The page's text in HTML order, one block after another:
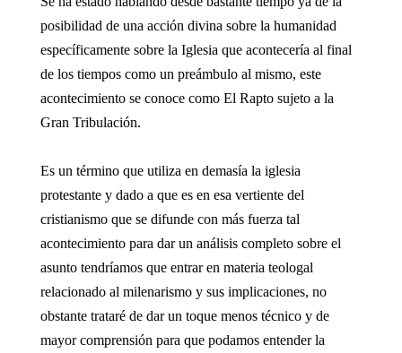
posibilidad de una acción divina sobre la humanidad
específicamente sobre la Iglesia que acontecería al final
de los tiempos como un preámbulo al mismo, este
acontecimiento se conoce como El Rapto sujeto a la
Gran Tribulación.
Es un término que utiliza en demasía la iglesia
protestante y dado a que es en esa vertiente del
cristianismo que se difunde con más fuerza tal
acontecimiento para dar un análisis completo sobre el
asunto tendríamos que entrar en materia teologal
relacionado al milenarismo y sus implicaciones, no
obstante trataré de dar un toque menos técnico y de
mayor comprensión para que podamos entender la